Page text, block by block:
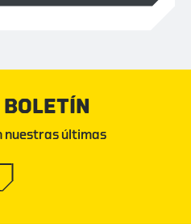
nuestras últimas